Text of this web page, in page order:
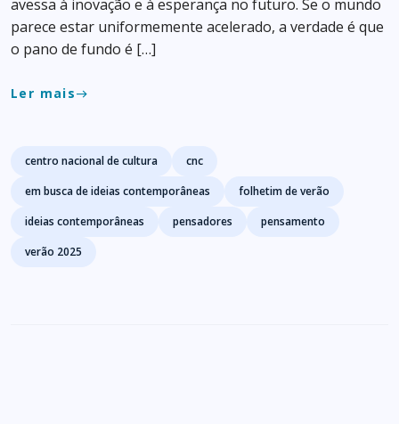
avessa à inovação e à esperança no futuro. Se o mundo
parece estar uniformemente acelerado, a verdade é que
o pano de fundo é […]
Ler maiseast
Tags
centro nacional de cultura
cnc
em busca de ideias contemporâneas
folhetim de verão
ideias contemporâneas
pensadores
pensamento
verão 2025